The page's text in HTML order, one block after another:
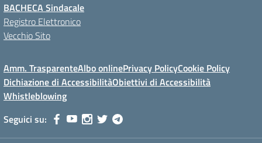
BACHECA Sindacale
Registro Elettronico
Vecchio Sito
Amm. TrasparenteAlbo onlinePrivacy PolicyCookie Policy
Dichiazione di AccessibilitàObiettivi di Accessibilità
Whistleblowing
Seguici su: